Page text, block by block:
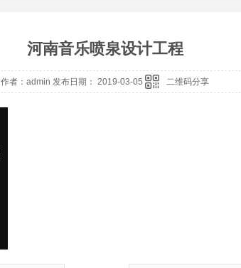
河南音乐喷泉设计工程
作者：admin 发布日期： 2019-03-05 二维码分享